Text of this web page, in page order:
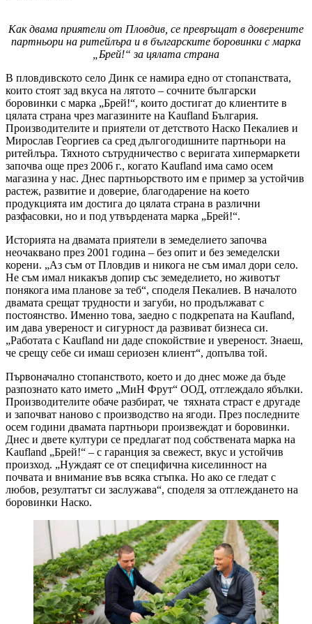
Как двама приятели от Пловдив, се превръщат в доверените
партньори на ритейлъра и в българските боровинки с марка
„Брей!“ за цялата страна
В пловдивското село Динк се намира едно от стопанствата,
които стоят зад вкуса на лятото – сочните български
боровинки с марка „Брей!“, които достигат до клиентите в
цялата страна чрез магазините на Kaufland България.
Производителите и приятели от детството Наско Пекалиев и
Мирослав Георгиев са сред дългогодишните партньори на
ритейлъра. Тяхното сътрудничество с веригата хипермаркети
започва още през 2006 г., когато Kaufland има само осем
магазина у нас. Днес партньорството им е пример за устойчив
растеж, развитие и доверие, благодарение на което
продукцията им достига до цялата страна в различни
разфасовки, но и под утвърдената марка „Брей!“.
Историята на двамата приятели в земеделието започва
неочаквано през 2001 година – без опит и без земеделски
корени. „Аз съм от Пловдив и никога не съм имал дори село.
Не съм имал никакъв допир със земеделието, но животът
понякога има планове за теб“, споделя Пекалиев. В началото
двамата срещат трудности и загуби, но продължават с
постоянство. Именно това, заедно с подкрепата на Kaufland,
им дава увереност и сигурност да развиват бизнеса си.
„Работата с Kaufland ни даде спокойствие и увереност. Знаеш,
че срещу себе си имаш сериозен клиент“, допълва той.
Първоначално стопанството, което и до днес може да бъде
разпознато като името „МиН Фрут“ ООД, отглеждало ябълки.
Производителите обаче разбират, че тяхната страст е другaде
и започват наново с производство на ягоди. През последните
осем години двамата партньори произвеждат и боровинки.
Днес и двете култури се предлагат под собствената марка на
Kaufland „Брей!“ – с гаранция за свежест, вкус и устойчив
произход. „Нуждаят се от специфична киселинност на
почвата и внимание във всяка стъпка. Но ако се гледат с
любов, резултатът си заслужава“, споделя за отглеждането на
боровинки Наско.